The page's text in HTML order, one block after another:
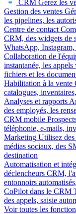
CRM Gérez les
Gestion des ventes
les pipelines, les
Centre de contact
CRM, des widgets de
WhatsApp,
Collaboration de
instantanée, les
fichiers et les
Habilitation à la vente
catalogues,
Analyses et rapports
des employés, les
CRM mobile
téléphonie, e-mails,
Marketing Utilisez des
médias sociaux, des
destination
Automatisation et
déclencheurs CRM,
entonnoirs
CoPilot dans le CRM
des appels, saisie
Voir toutes les